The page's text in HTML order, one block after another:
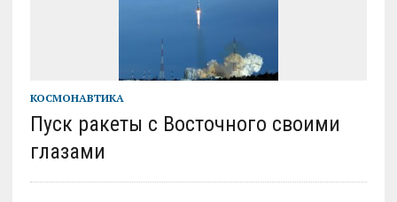
КОСМОНАВТИКА
Пуск ракеты с Восточного своими
глазами